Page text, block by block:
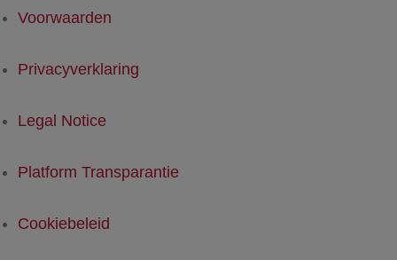
Voorwaarden
Privacyverklaring
Legal Notice
Platform Transparantie
Cookiebeleid